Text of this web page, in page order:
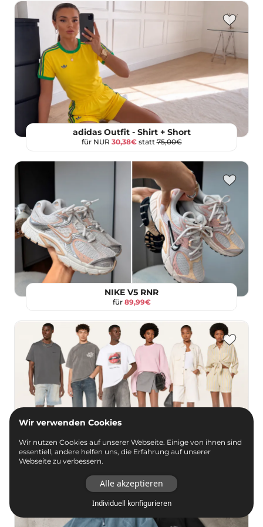
adidas Outfit - Shirt + Short
für NUR 30,38€statt75,00€
NIKE V5 RNR
für 89,99€
WRSTBHVR Sale
mit bis zu 44%
Wir verwenden Cookies
Wir nutzen Cookies auf unserer Webseite. Einige von ihnen sind
essentiell, andere helfen uns, die Erfahrung auf unserer
Webseite zu verbessern.
Alle akzeptieren
Individuell konfigurieren